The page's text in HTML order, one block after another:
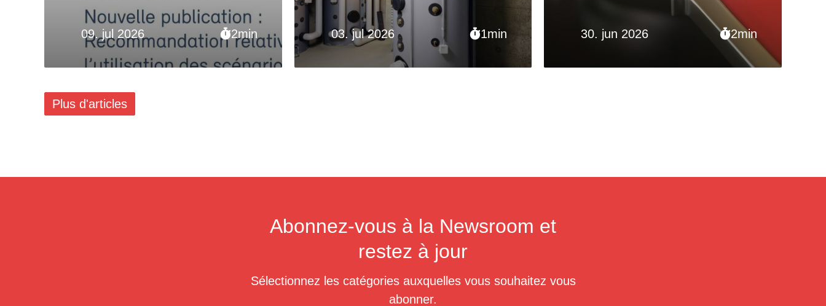
09. jul 2026 2min
planification publique
03. jul 2026 1min 30. jun 2026 2min
Plus d'articles
Abonnez-vous à la Newsroom et
restez à jour
Sélectionnez les catégories auxquelles vous souhaitez vous
abonner.